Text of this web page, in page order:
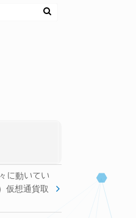
に動いてい
仮想通貨取